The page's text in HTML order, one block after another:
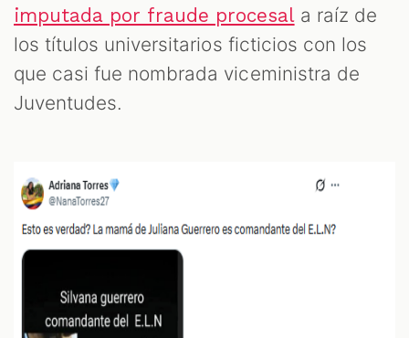
imputada por fraude procesala raíz de
los títulos universitarios ficticios con los
que casi fue nombrada viceministra de
Juventudes.